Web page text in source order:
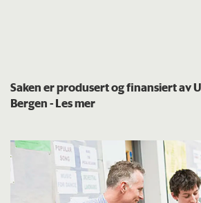
Saken er produsert og finansiert av
Bergen- Les mer